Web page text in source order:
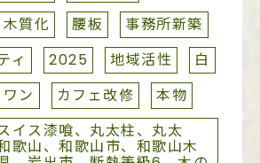
木質化 腰板
事務所新築
ィ
2025 地域活性
白
ン カフェ改修
本物
イス漆喰、丸太柱、丸太
歌山、和歌山市、和歌山木